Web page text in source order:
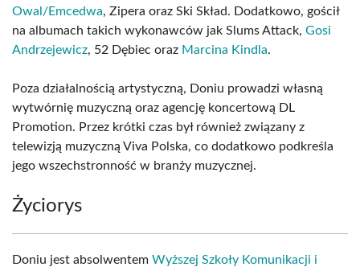
Owal/Emcedwa, Zipera oraz Ski Skład. Dodatkowo, gościł
na albumach takich wykonawców jak Slums Attack, Gosi
Andrzejewicz, 52 Dębiec oraz Marcina Kindla.
Poza działalnością artystyczną, Doniu prowadzi własną
wytwórnię muzyczną oraz agencję koncertową DL
Promotion. Przez krótki czas był również związany z
telewizją muzyczną Viva Polska, co dodatkowo podkreśla
jego wszechstronność w branży muzycznej.
Życiorys
Doniu jest absolwentem Wyższej Szkoły Komunikacji i